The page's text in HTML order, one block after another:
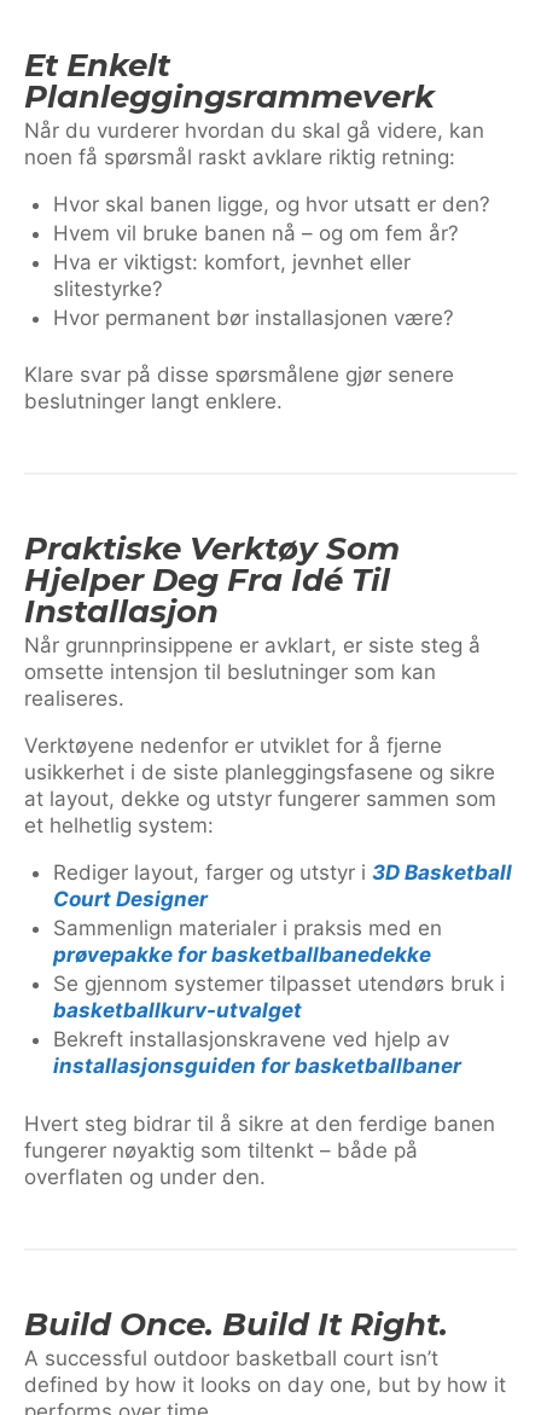
Et Enkelt
Planleggingsrammeverk
Når du vurderer hvordan du skal gå videre, kan
noen få spørsmål raskt avklare riktig retning:
Hvor skal banen ligge, og hvor utsatt er den?
Hvem vil bruke banen nå – og om fem år?
Hva er viktigst: komfort, jevnhet eller
slitestyrke?
Hvor permanent bør installasjonen være?
Klare svar på disse spørsmålene gjør senere
beslutninger langt enklere.
Praktiske Verktøy Som
Hjelper Deg Fra Idé Til
Installasjon
Når grunnprinsippene er avklart, er siste steg å
omsette intensjon til beslutninger som kan
realiseres.
Verktøyene nedenfor er utviklet for å fjerne
usikkerhet i de siste planleggingsfasene og sikre
at layout, dekke og utstyr fungerer sammen som
et helhetlig system:
Rediger layout, farger og utstyr i 3D Basketball
Court Designer
Sammenlign materialer i praksis med en
prøvepakke for basketballbanedekke
Se gjennom systemer tilpasset utendørs bruk i
basketballkurv-utvalget
Bekreft installasjonskravene ved hjelp av
installasjonsguiden for basketballbaner
Hvert steg bidrar til å sikre at den ferdige banen
fungerer nøyaktig som tiltenkt – både på
overflaten og under den.
Build Once. Build It Right.
A successful outdoor basketball court isn’t
defined by how it looks on day one, but by how it